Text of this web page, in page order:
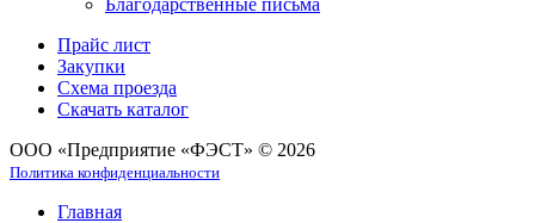
Благодарственные письма
Прайс лист
Закупки
Схема проезда
Скачать каталог
ООО «Предприятие «ФЭСТ» © 2026
Политика конфиденциальности
Главная